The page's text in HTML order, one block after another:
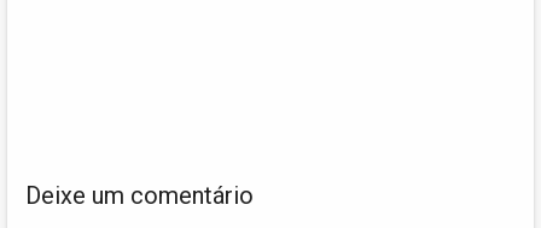
Deixe um comentário